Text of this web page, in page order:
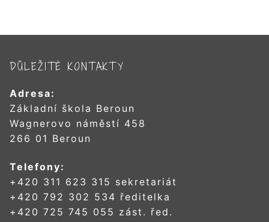
DŮLEŽITÉ KONTAKTY
Adresa:
Základní škola Beroun
Wagnerovo náměstí 458
266 01 Beroun
Telefony:
+420 311 623 315 sekretariát
+420 792 302 534 ředitelka
+420 725 745 055 zást. řed.